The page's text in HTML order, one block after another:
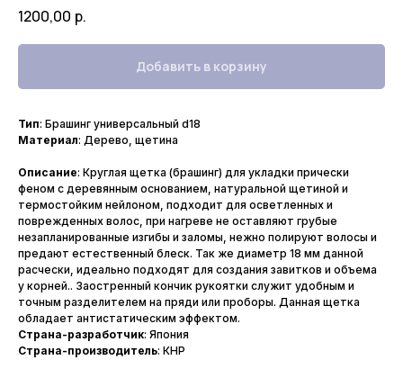
1200,00 р.
Добавить в корзину
Тип: Брашинг универсальный d18
Материал: Дерево, щетина
Описание: Круглая щетка (брашинг) для укладки прически
феном с деревянным основанием, натуральной щетиной и
термостойким нейлоном, подходит для осветленных и
поврежденных волос, при нагреве не оставляют грубые
незапланированные изгибы и заломы, нежно полируют волосы и
предают естественный блеск. Так же диаметр 18 мм данной
расчески, идеально подходят для создания завитков и объема
у корней.. Заостренный кончик рукоятки служит удобным и
точным разделителем на пряди или проборы. Данная щетка
обладает антистатическим эффектом.
Страна-разработчик: Япония
Страна-производитель: КНР